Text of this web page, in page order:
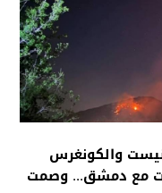
والكونغرس
مع دمشق... وصمت